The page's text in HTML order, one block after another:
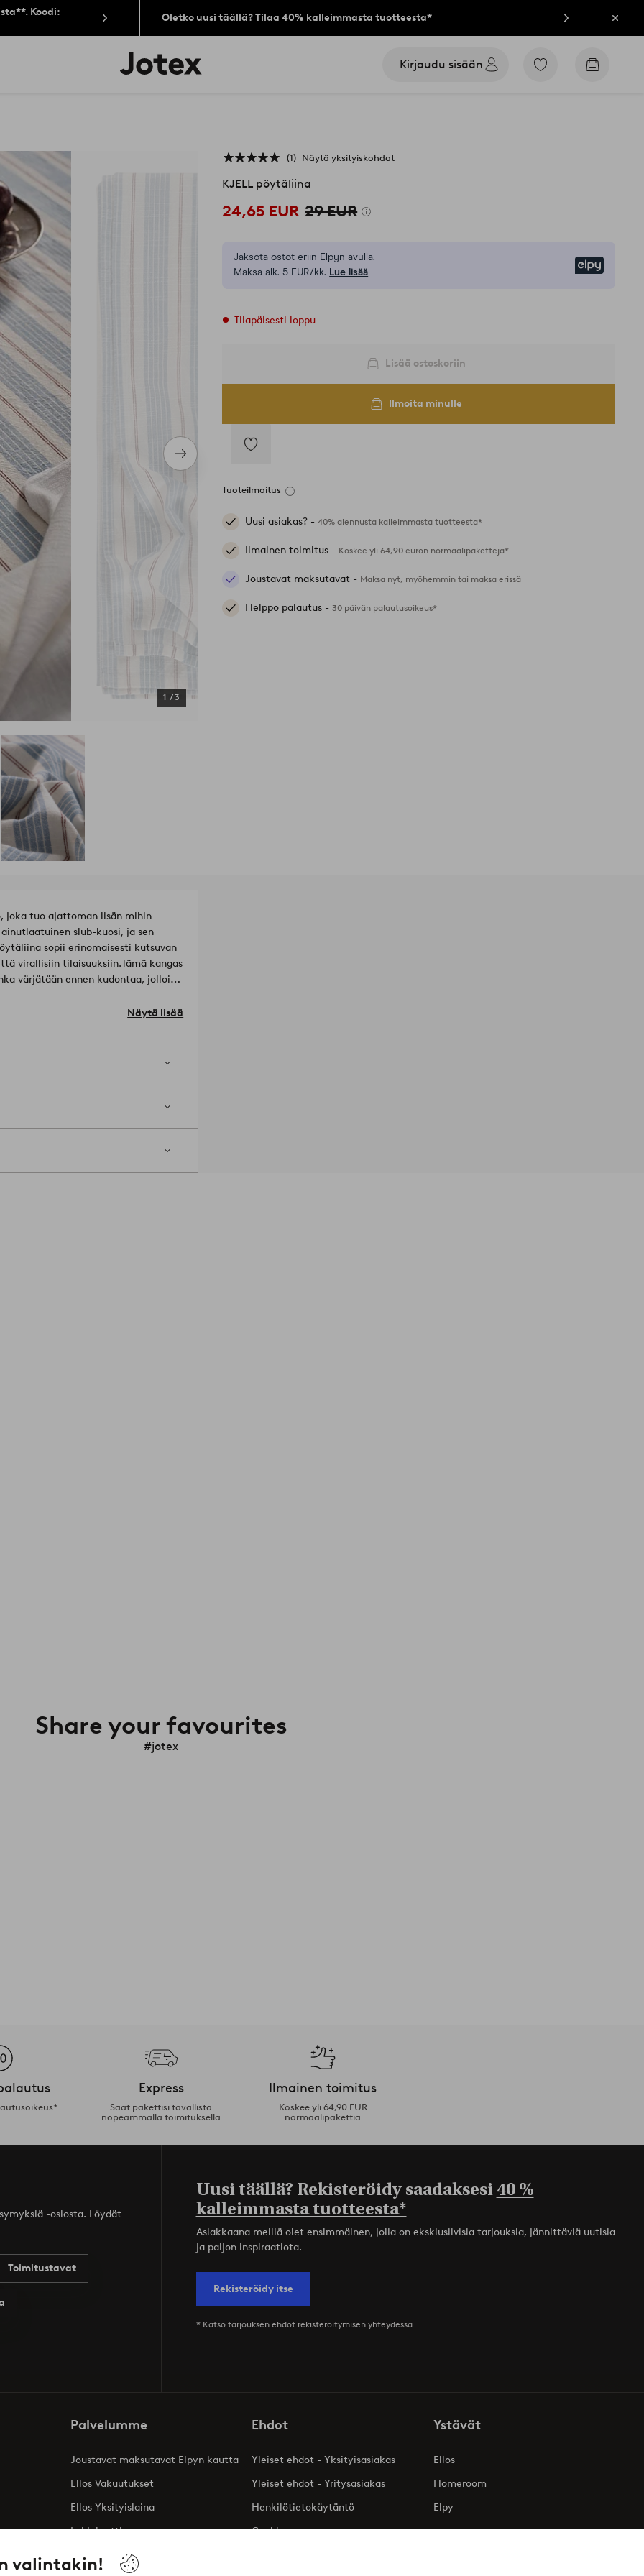
valintakin!
Koodi:
Oletko uusi täällä? Tilaa 40% kalleimmasta tuotteesta* Sulje
Jotex-
logo
Kirjaudu sisään
Siirry
Siirry
Seuraava
tuote
1 /3
1 Näytä yksityiskohdat
KJELL pöytäliina
24,65 EUR 29 EUR
Jaksota ostot eriin Elpyn avulla.
Maksa alk. 5 EUR/kk. Lue lisää
Tilapäisesti loppu
Lisää ostoskoriin
Ilmoita minulle
suosikkeihin
Tuoteilmoitus
Uusi asiakas? -40% alennusta kalleimmasta tuotteesta*
Ilmainen toimitus - Koskee yli 64,90 euron normaalipaketteja*
Joustavat maksutavat - Maksa nyt, myöhemmin tai maksa erissä
Helppo palautus -30 päivän palautusoikeus*
joka tuo ajattoman lisän mihin
slub-kuosi, ja sen
sopii erinomaisesti kutsuvan
virallisiin tilaisuuksiin.Tämä kangas
värjätään ennen kudontaa, jolloin
Näytä lisää
Share your favourites
#jotex
Express
Saat pakettisi tavallista
nopeammalla toimituksella
Ilmainen toimitus
Koskee yli 64,90 EUR
normaalipakettia
-osiosta. Löydät
Toimitustavat
Uusi täällä? Rekisteröidy saadaksesi40 %
kalleimmasta tuotteesta*
Asiakkaana meillä olet ensimmäinen, jolla on eksklusiivisia tarjouksia, jännittäviä uutisia
ja paljon inspiraatiota.
Rekisteröidy itse
* Katso tarjouksen ehdot rekisteröitymisen yhteydessä
Palvelumme
Joustavat maksutavat Elpyn kautta
Ellos Vakuutukset
Ellos Yksityislaina
Lahjakortti
Ehdot
Yleiset ehdot - Yksityisasiakas
Yleiset ehdot - Yritysasiakas
Henkilötietokäytäntö
Cookies
Ystävät
Ellos
Homeroom
Elpy